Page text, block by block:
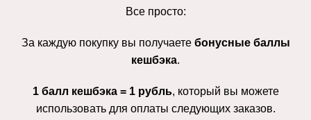
Все просто:
За каждую покупку вы получаете бонусные баллы
кешбэка.
1 балл кешбэка = 1 рубль, который вы можете
использовать для оплаты следующих заказов.